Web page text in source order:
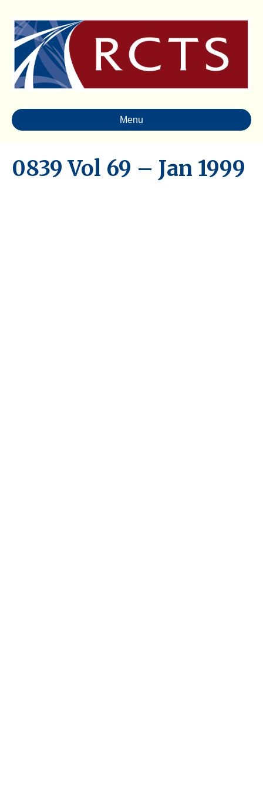
Menu
0839 Vol 69 – Jan 1999